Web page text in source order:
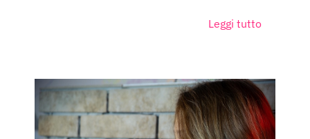
Leggi tutto